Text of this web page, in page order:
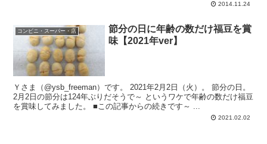
2014.11.24
コンビニ・スーパー・店
節分の日に年齢の数だけ福豆を賞
味【2021年ver】
Ｙさま（@ysb_freeman）です。 2021年2月2日（火）。 節分の日。
2月2日の節分は124年ぶりだそうで～ というワケで年齢の数だけ福豆
を賞味してみました。 ■この記事からの続きです～ ...
2021.02.02